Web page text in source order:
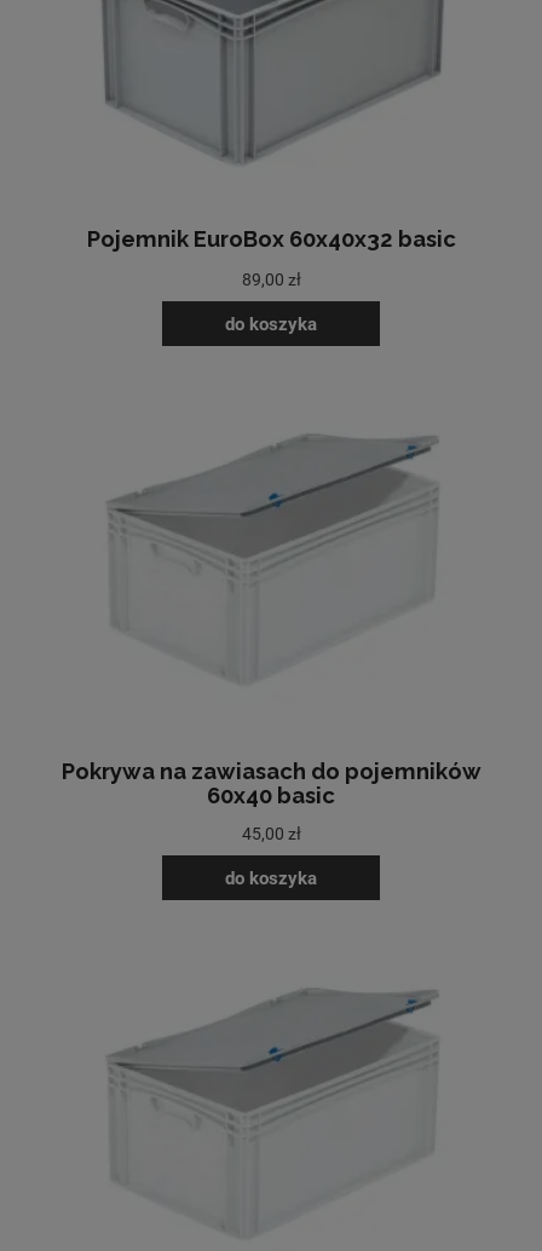
Pojemnik EuroBox 60x40x32 basic
89,00 zł
do koszyka
Pokrywa na zawiasach do pojemników
60x40 basic
45,00 zł
do koszyka